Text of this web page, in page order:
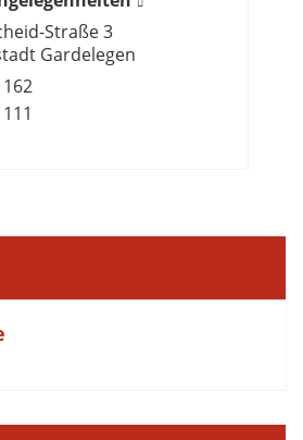
Straße 3
Gardelegen